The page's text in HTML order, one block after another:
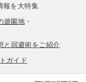
報を大特集
遊園地 ・
と回避術をご紹介
ガイド